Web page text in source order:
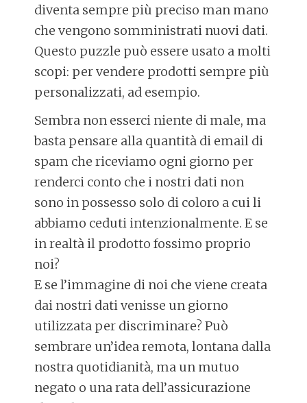
diventa sempre più preciso man mano
che vengono somministrati nuovi dati.
Questo puzzle può essere usato a molti
scopi: per vendere prodotti sempre più
personalizzati, ad esempio.
Sembra non esserci niente di male, ma
basta pensare alla quantità di email di
spam che riceviamo ogni giorno per
renderci conto che i nostri dati non
sono in possesso solo di coloro a cui li
abbiamo ceduti intenzionalmente. E se
in realtà il prodotto fossimo proprio
noi?
E se l’immagine di noi che viene creata
dai nostri dati venisse un giorno
utilizzata per discriminare? Può
sembrare un’idea remota, lontana dalla
nostra quotidianità, ma un mutuo
negato o una rata dell’assicurazione